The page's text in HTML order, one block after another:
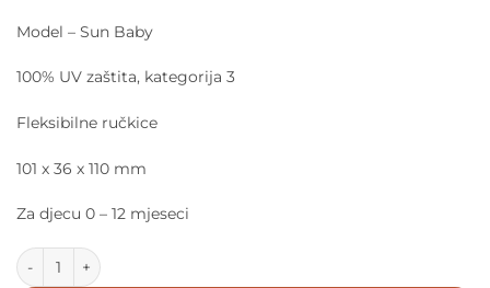
Model – Sun Baby
100% UV zaštita, kategorija 3
Fleksibilne ručkice
101 x 36 x 110 mm
Za djecu 0 – 12 mjeseci
IZIPIZI NAOČALE Sun Baby Lemonade količina